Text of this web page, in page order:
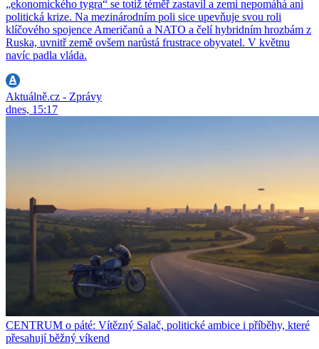
„ekonomického tygra“ se totiž téměř zastavil a zemi nepomáhá ani
politická krize. Na mezinárodním poli sice upevňuje svou roli
klíčového spojence Američanů a NATO a čelí hybridním hrozbám z
Ruska, uvnitř země ovšem narůstá frustrace obyvatel. V květnu
navíc padla vláda.
Aktuálně.cz - Zprávy
dnes, 15:17
CENTRUM o páté: Vítězný Salač, politické ambice i příběhy, které
přesahují běžný víkend